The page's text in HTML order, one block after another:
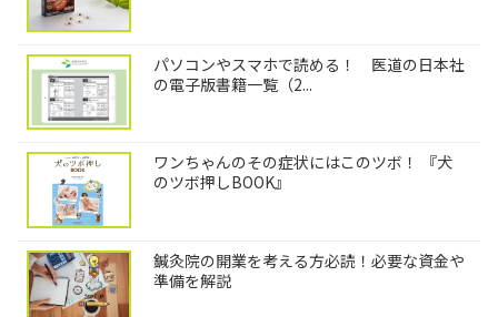
パソコンやスマホで読める！ 医道の日本社
の電子版書籍一覧（2...
ワンちゃんのその症状にはこのツボ！ 『犬
のツボ押しBOOK』
鍼灸院の開業を考える方必読！必要な資金や
準備を解説